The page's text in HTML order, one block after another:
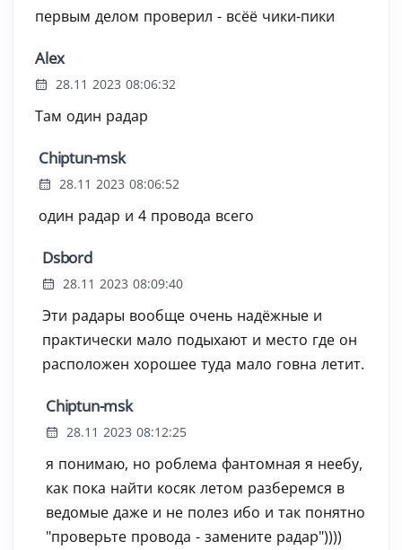
первым делом проверил - всёё чики-пики
Alex
28.11 2023 08:06:32
Там один радар
Chiptun-msk
28.11 2023 08:06:52
один радар и 4 провода всего
Dsbord
28.11 2023 08:09:40
Эти радары вообще очень надёжные и
практически мало подыхают и место где он
расположен хорошее туда мало говна летит.
Chiptun-msk
28.11 2023 08:12:25
я понимаю, но роблема фантомная я неебу,
как пока найти косяк летом разберемся в
ведомые даже и не полез ибо и так понятно
"проверьте провода - замените радар"))))